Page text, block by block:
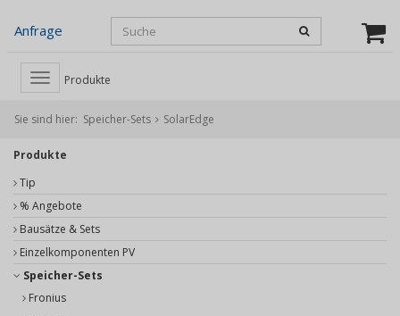
Anfrage
Toggle
navigation
Produkte
Sie sind hier: Speicher-Sets SolarEdge
Produkte
Tip
% Angebote
Bausätze & Sets
Einzelkomponenten PV
Speicher-Sets
Fronius